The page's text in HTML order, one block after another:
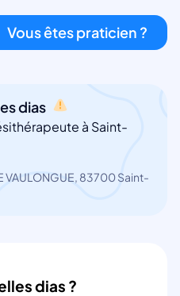
Vous êtes praticien ?
dias
à Saint-
VAULONGUE, 83700 Saint-
dias ?